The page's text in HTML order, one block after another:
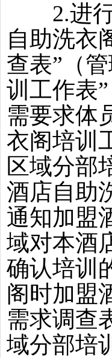
2.进行
自助洗衣
查表”（
训工作表
需要求体
衣阁培训
区域分部
酒店自助
通知加盟
域对本酒
确认培训
阁时加盟
需求调查
域分部培